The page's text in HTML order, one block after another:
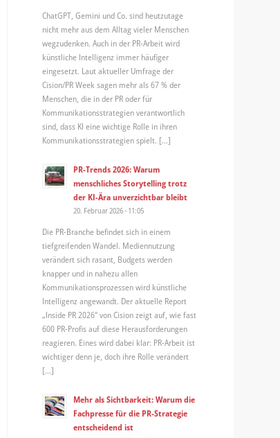
ChatGPT, Gemini und Co. sind heutzutage
nicht mehr aus dem Alltag vieler Menschen
wegzudenken. Auch in der PR-Arbeit wird
künstliche Intelligenz immer häufiger
eingesetzt. Laut aktueller Umfrage der
Cision/PR Week sagen mehr als 67 % der
Menschen, die in der PR oder für
Kommunikationsstrategien verantwortlich
sind, dass KI eine wichtige Rolle in ihren
Kommunikationsstrategien spielt. […]
PR-Trends 2026: Warum
menschliches Storytelling trotz
der KI-Ära unverzichtbar bleibt
20. Februar 2026 - 11:05
Die PR-Branche befindet sich in einem
tiefgreifenden Wandel. Mediennutzung
verändert sich rasant, Budgets werden
knapper und in nahezu allen
Kommunikationsprozessen wird künstliche
Intelligenz angewandt. Der aktuelle Report
„Inside PR 2026“ von Cision zeigt auf, wie fast
600 PR-Profis auf diese Herausforderungen
reagieren. Eines wird dabei klar: PR-Arbeit ist
wichtiger denn je, doch ihre Rolle verändert
[…]
Mehr als Sichtbarkeit: Warum die
Fachpresse für die PR-Strategie
entscheidend ist